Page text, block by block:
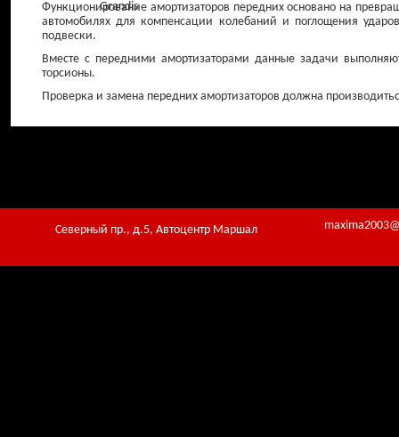
Функционирование амортизаторов передних основано на
автомобилях для компенсации колебаний и поглощения
подвески.
Вместе с передними амортизаторами данные задачи
торсионы.
Проверка и замена передних амортизаторов должна
Северный пр., д.5, Автоцентр Маршал